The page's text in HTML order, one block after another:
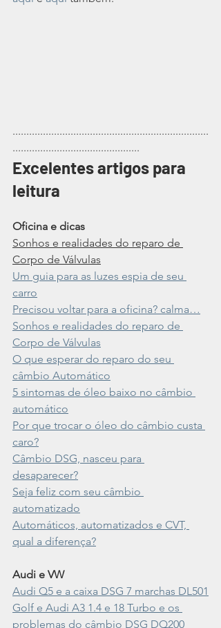
.......................................................................
..............................................
Excelentes artigos para
leitura
Oficina e dicas
Sonhos e realidades do reparo de
Corpo de Válvulas
Um guia para as luzes espia de seu
carro
Precisou voltar para a oficina? calma…
Sonhos e realidades do reparo de
Corpo de Válvulas
O que esperar do reparo do seu
câmbio Automático
5 sintomas de óleo baixo no câmbio
automático
Por que trocar o óleo do câmbio custa
caro?
Câmbio DSG, nasceu para
desaparecer?
Seja feliz com seu câmbio
automatizado
Automáticos, automatizados e CVT,
qual a diferença?
Audi e VW
Audi Q5 e a caixa DSG 7 marchas DL501
Golf e Audi A3 1.4 e 18 Turbo e os
problemas do câmbio DSG DQ200